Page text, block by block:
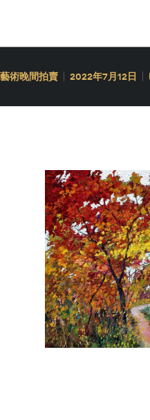
術晚間拍賣 2022年7月12日